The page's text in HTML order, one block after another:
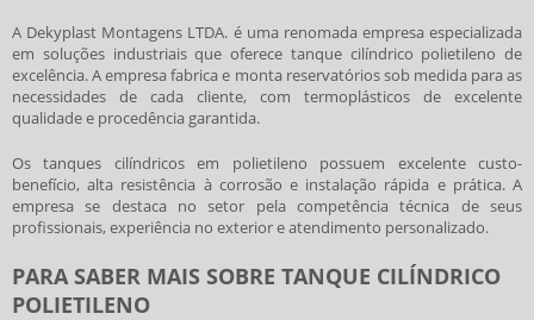
A Dekyplast Montagens LTDA. é uma renomada empresa especializada
em soluções industriais que oferece tanque cilíndrico polietileno de
excelência. A empresa fabrica e monta reservatórios sob medida para as
necessidades de cada cliente, com termoplásticos de excelente
qualidade e procedência garantida.
Os tanques cilíndricos em polietileno possuem excelente custo-
benefício, alta resistência à corrosão e instalação rápida e prática. A
empresa se destaca no setor pela competência técnica de seus
profissionais, experiência no exterior e atendimento personalizado.
PARA SABER MAIS SOBRE TANQUE CILÍNDRICO
POLIETILENO